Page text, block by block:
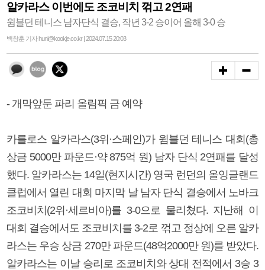
알카라스 이번에도 조코비치 꺾고 2연패
윔블던 테니스 남자단식 결승, 작년 3-2 승이어 올해 3-0 승
백창훈 기자 huni@kookje.co.kr | 2024.07.15 20:03
- 개막앞둔 파리 올림픽 금 예약
카를로스 알카라스(3위·스페인)가 윔블던 테니스 대회(총
상금 5000만 파운드·약 875억 원) 남자 단식 2연패를 달성
했다. 알카라스는 14일(현지시간) 영국 런던의 올잉글랜드
클럽에서 열린 대회 마지막 날 남자 단식 결승에서 노바크
조코비치(2위·세르비아)를 3-0으로 물리쳤다. 지난해 이
대회 결승에서도 조코비치를 3-2로 꺾고 정상에 오른 알카
라스는 우승 상금 270만 파운드(48억2000만 원)를 받았다.
알카라스는 이날 승리로 조코비치와 상대 전적에서 3승 3